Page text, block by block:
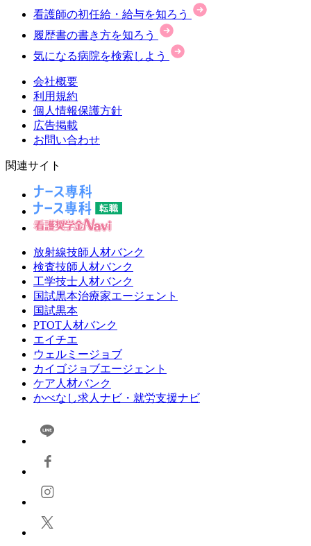
看護師の初任給・給与を知ろう
履歴書の書き方を知ろう
気になる病院を検索しよう
会社概要
利用規約
個人情報保護方針
広告掲載
お問い合わせ
関連サイト
放射線技師人材バンク
検査技師人材バンク
工学技士人材バンク
国試黒本治療家エージェント
国試黒本
PTOT人材バンク
エイチエ
ウェルミージョブ
カイゴジョブエージェント
ケア人材バンク
かべなし求人ナビ・就労支援ナビ